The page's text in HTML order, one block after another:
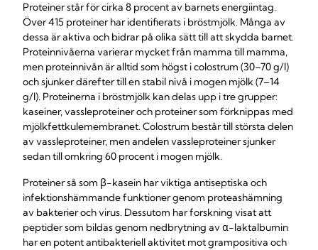
Proteiner står för cirka 8 procent av barnets energiintag.
Över 415 proteiner har identifierats i bröstmjölk. Många av
dessa är aktiva och bidrar på olika sätt till att skydda barnet.
Proteinnivåerna varierar mycket från mamma till mamma,
men proteinnivån är alltid som högst i colostrum (30–70 g/l)
och sjunker därefter till en stabil nivå i mogen mjölk (7–14
g/l). Proteinerna i bröstmjölk kan delas upp i tre grupper:
kaseiner, vassleproteiner och proteiner som förknippas med
mjölkfettkulemembranet. Colostrum består till största delen
av vassleproteiner, men andelen vassleproteiner sjunker
sedan till omkring 60 procent i mogen mjölk.
Proteiner så som β-kasein har viktiga antiseptiska och
infektionshämmande funktioner genom proteashämning
av bakterier och virus. Dessutom har forskning visat att
peptider som bildas genom nedbrytning av α-laktalbumin
har en potent antibakteriell aktivitet mot grampositiva och